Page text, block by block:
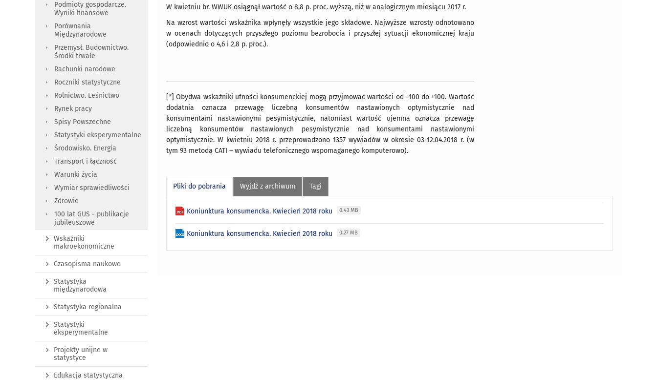
W kwietniu br. WWUK osiągnął wartość o 8,8 p. proc. wyższą, niż w analogicznym miesiącu 2017 r.
Na wzrost wartości wskaźnika wpłynęły wszystkie jego składowe. Najwyższe wzrosty odnotowano
w ocenach dotyczących przyszłego poziomu bezrobocia i przyszłej sytuacji ekonomicznej kraju
(odpowiednio o 4,6 i 2,8 p. proc.).
[*] Obydwa wskaźniki ufności konsumenckiej mogą przyjmować wartości od –100 do +100. Wartość
dodatnia oznacza przewagę liczebną konsumentów nastawionych optymistycznie nad
konsumentami nastawionymi pesymistycznie, natomiast wartość ujemna oznacza przewagę
liczebną konsumentów nastawionych pesymistycznie nad konsumentami nastawionymi
optymistycznie. W kwietniu 2018 r. przeprowadzono 1357 wywiadów w okresie 03-12.04.2018 r. (w
tym 93 metodą CATI – wywiadu telefonicznego wspomaganego komputerowo).
Pliki do pobrania Wyjdź z archiwum Tagi
Koniunktura konsumencka. Kwiecień 2018 roku 0.43 MB
Koniunktura konsumencka. Kwiecień 2018 roku 0.27 MB
Podmioty gospodarcze.
Wyniki finansowe
Porównania
Międzynarodowe
Przemysł. Budownictwo.
Środki trwałe
Rachunki narodowe
Roczniki statystyczne
Rolnictwo. Leśnictwo
Rynek pracy
Spisy Powszechne
Statystyki eksperymentalne
Środowisko. Energia
Transport i łączność
Warunki życia
Wymiar sprawiedliwości
Zdrowie
100 lat GUS - publikacje
jubileuszowe
Wskaźniki
makroekonomiczne
Czasopisma naukowe
Statystyka
międzynarodowa
Statystyka regionalna
Statystyki
eksperymentalne
Projekty unijne w
statystyce
Edukacja statystyczna